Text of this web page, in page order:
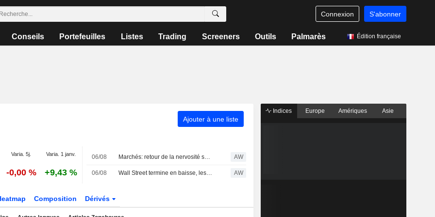
Connexion S'abonner
Conseils Portefeuilles Listes Trading Screeners Outils Palmarès Édition française
Ajouter à une liste
Varia. 5j. Varia. 1 janv.
-0,00 % +9,43 %
06/08 Marchés: retour de la nervosité sur le Moyen-Orient, records en Europe AW
06/08 Wall Street termine en baisse, les incertitudes au Moyen-Orient inquiètent AW
Composition Dérivés
Indices Europe Amériques Asie